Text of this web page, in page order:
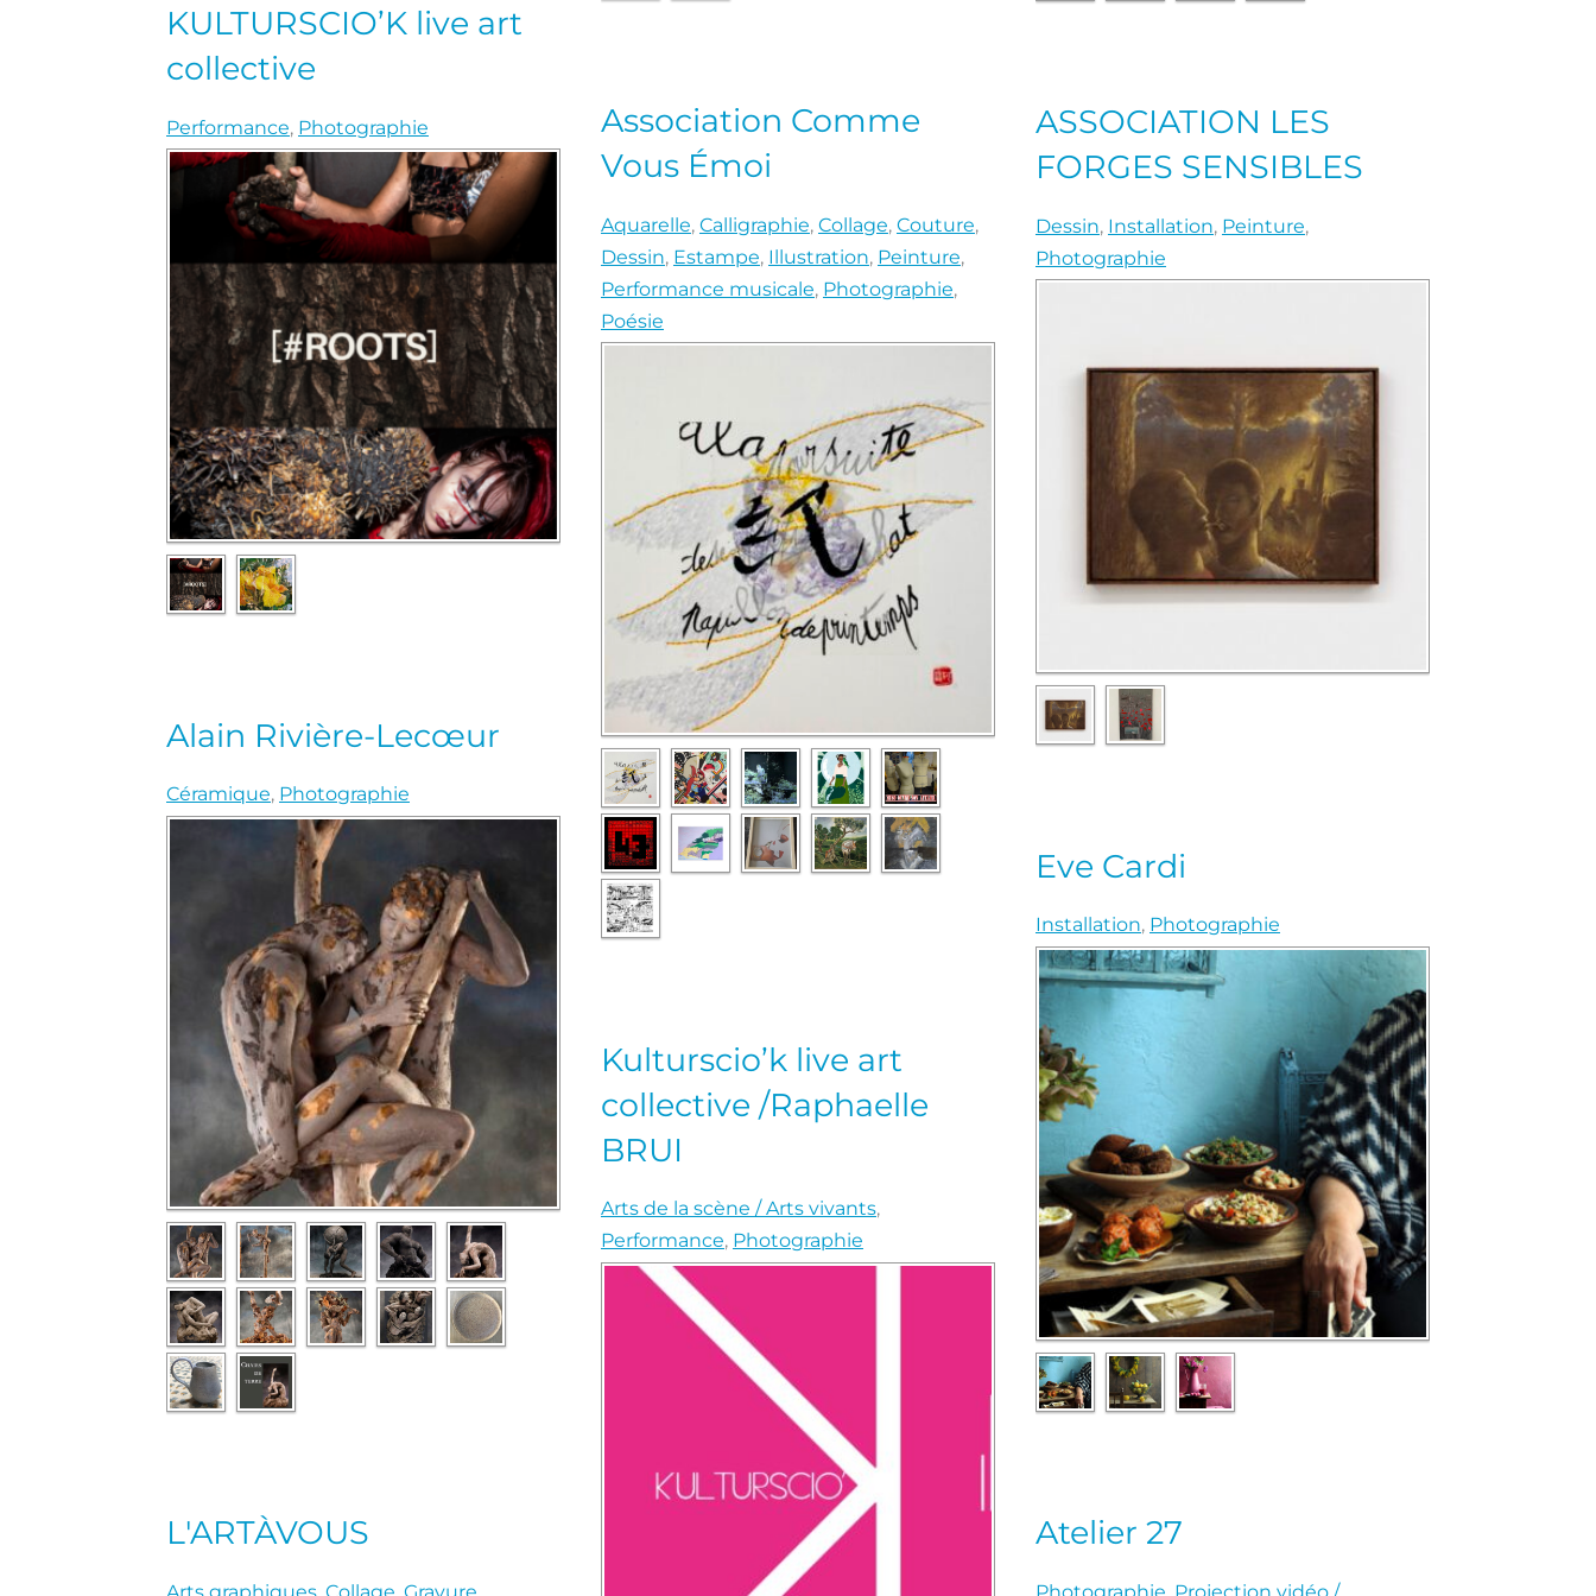
KULTURSCIO’K live art
collective
Performance, Photographie
Association Comme
Vous Émoi
Aquarelle, Calligraphie, Collage, Couture,
Dessin, Estampe, Illustration, Peinture,
Performance musicale, Photographie,
Poésie
ASSOCIATION LES
FORGES SENSIBLES
Dessin, Installation, Peinture,
Photographie
Alain Rivière-Lecœur
Céramique, Photographie
Eve Cardi
Installation, Photographie
Kulturscio’k live art
collective /Raphaelle
BRUI
Arts de la scène / Arts vivants,
Performance, Photographie
L'ARTÀVOUS
Arts graphiques Collage Gravure
Atelier 27
Photographie Projection vidéo /